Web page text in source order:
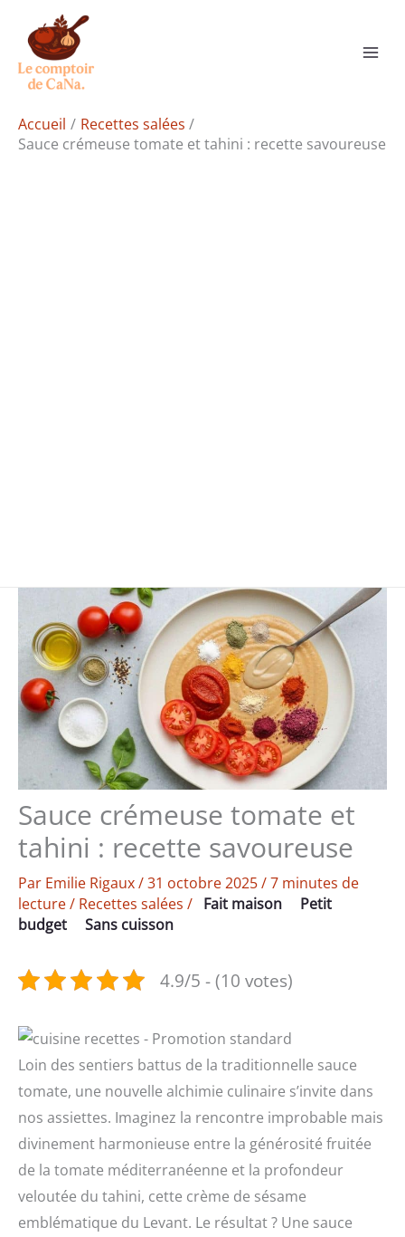
contenu
Accueil
Recettes salées
Sauce crémeuse tomate et tahini : recette savoureuse
Sauce crémeuse tomate et
tahini : recette savoureuse
Par Emilie Rigaux/31 octobre 2025/7 minutes de
lecture/ Recettes salées / Fait maison
Petit
budget
Sans cuisson
4.9/5 - (10 votes)
Loin des sentiers battus de la traditionnelle sauce
tomate, une nouvelle alchimie culinaire s’invite dans
nos assiettes. Imaginez la rencontre improbable mais
divinement harmonieuse entre la générosité fruitée
de la tomate méditerranéenne et la profondeur
veloutée du tahini, cette crème de sésame
emblématique du Levant. Le résultat ? Une sauce
Rechercher